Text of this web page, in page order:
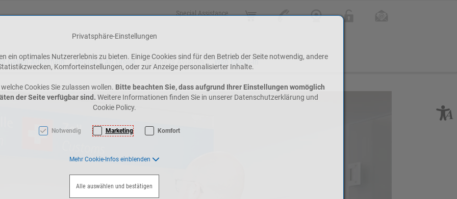
Special Assistance Online ShopKontakt Webcam Login
Altenrhein People's Air Group Business Aviation Web Check-In
Privatsphäre-Einstellungen
ein optimales Nutzererlebnis zu bieten. Einige Cookies sind für den Betrieb der Seite notwendig, andere
Komforteinstellungen, oder zur Anzeige personalisierter Inhalte.
Cookies Sie zulassen wollen. Bitte beachten Sie, dass aufgrund Ihrer Einstellungen womöglich
der Seite verfügbar sind. Weitere Informationen finden Sie in unserer Datenschutzerklärung und
Cookie Policy.
Notwendig Marketing Komfort
Mehr Cookie-Infos einblenden
Alle auswählen und bestätigen